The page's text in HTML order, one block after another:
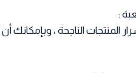
الناجحة ، وبإمكانك